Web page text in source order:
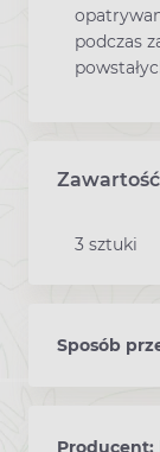
podczas
Zawartość
3 sztuki
Sposób
Producent: